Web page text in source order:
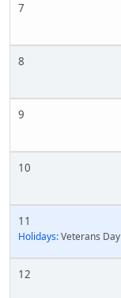
7
8
9
10
11
Holidays:Veterans Day
12